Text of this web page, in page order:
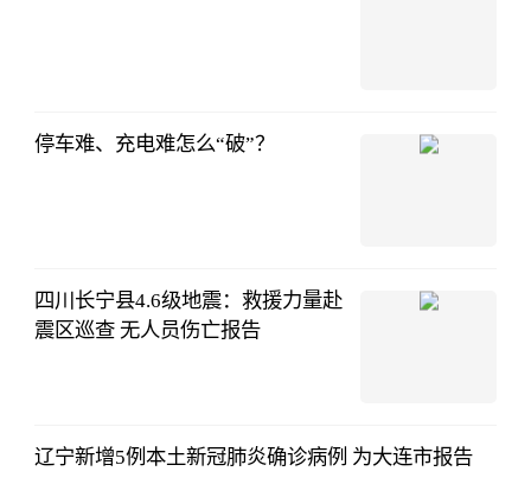
停车难、充电难怎么“破”？
四川长宁县4.6级地震：救援力量赴
震区巡查 无人员伤亡报告
辽宁新增5例本土新冠肺炎确诊病例 为大连市报告